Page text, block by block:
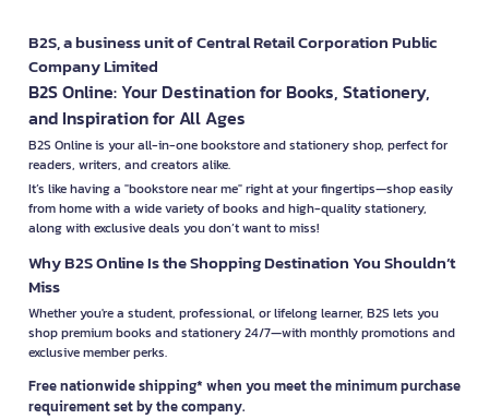
B2S, a business unit of Central Retail Corporation Public
Company Limited
B2S Online: Your Destination for Books, Stationery,
and Inspiration for All Ages
B2S Online is your all-in-one bookstore and stationery shop, perfect for
readers, writers, and creators alike.
It’s like having a "bookstore near me" right at your fingertips—shop easily
from home with a wide variety of books and high-quality stationery,
along with exclusive deals you don’t want to miss!
Why B2S Online Is the Shopping Destination You Shouldn’t
Miss
Whether you're a student, professional, or lifelong learner, B2S lets you
shop premium books and stationery 24/7—with monthly promotions and
exclusive member perks.
Free nationwide shipping* when you meet the minimum purchase
requirement set by the company.